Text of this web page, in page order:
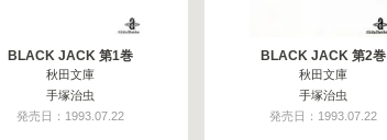
BLACK JACK 第1巻
秋田文庫
手塚治虫
発売日：1993.07.22
BLACK JACK 第2巻
秋田文庫
手塚治虫
発売日：1993.07.22